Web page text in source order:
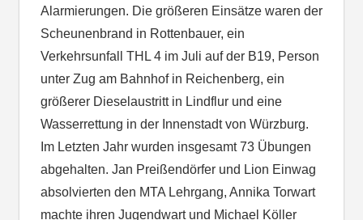
Alarmierungen. Die größeren Einsätze waren der
Scheunenbrand in Rottenbauer, ein
Verkehrsunfall THL 4 im Juli auf der B19, Person
unter Zug am Bahnhof in Reichenberg, ein
größerer Dieselaustritt in Lindflur und eine
Wasserrettung in der Innenstadt von Würzburg.
Im Letzten Jahr wurden insgesamt 73 Übungen
abgehalten. Jan Preißendörfer und Lion Einwag
absolvierten den MTA Lehrgang, Annika Torwart
machte ihren Jugendwart und Michael Köller